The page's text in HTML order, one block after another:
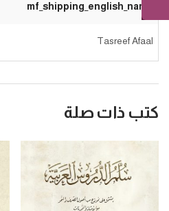
mf_shipping_english_name
Tasreef Afaal
كتب ذات صلة